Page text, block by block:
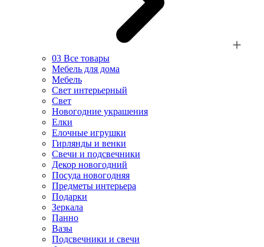
03 Все товары
Мебель для дома
Мебель
Свет интерьерный
Свет
Новогодние украшения
Елки
Елочные игрушки
Гирлянды и венки
Свечи и подсвечники
Декор новогодний
Посуда новогодняя
Предметы интерьера
Подарки
Зеркала
Панно
Вазы
Подсвечники и свечи